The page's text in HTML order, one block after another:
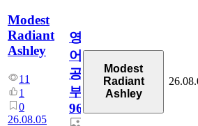
Modest
Radiant
Ashley
11
1
0
26.08.05
영
어
공
부
96
Modest
Radiant
Ashley